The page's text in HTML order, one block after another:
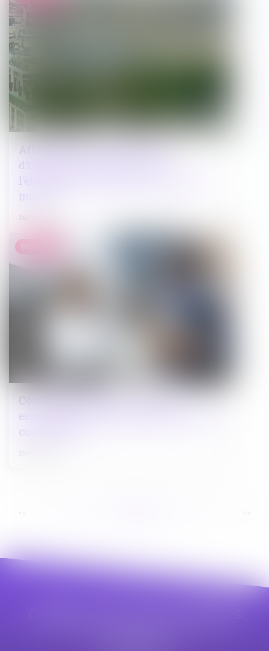
Affectation d’un bien à usage
d’habitation : précisions sur
l’établissement de la preuve par tout
moyen
26/01/2024
Commande publique : données
essentielles des marchés publics et des
concessions
25/01/2024
<< >>